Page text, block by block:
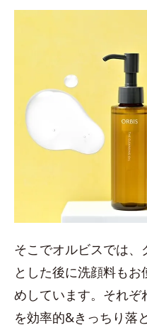
そこでオルビスでは
とした後に洗顔料も
めしています。それ
を効率的&きっちり落